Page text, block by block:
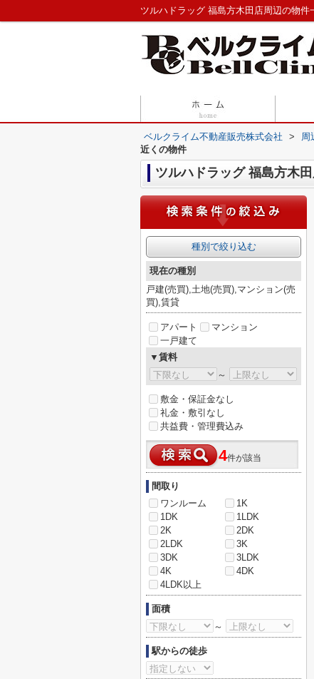
ツルハドラッグ 福島方木田店周辺の物
ベルクライム不動産販売株式会社 > 周
近くの物件
ツルハドラッグ 福島方木
種別で絞り込む
現在の種別
戸建(売買),土地(売買),マンション(売
買),賃貸
アパート
マンション
一戸建て
▼賃料
～
敷金・保証金なし
礼金・敷引なし
共益費・管理費込み
4件が該当
間取り
ワンルーム
1K
1DK
1LDK
2K
2DK
2LDK
3K
3DK
3LDK
4K
4DK
4LDK以上
面積
～
駅からの徒歩